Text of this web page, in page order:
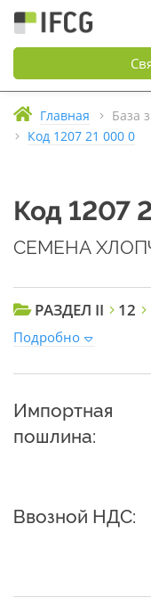
Главная База
Код 1207 21 000 0
Код 1207
СЕМЕНА
РАЗДЕЛ II 12
Подробно
Импортная
пошлина:
Ввозной НДС: